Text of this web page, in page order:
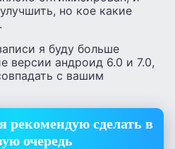
но кое какие
я буду больше
версии андроид 6.0 и 7.0,
с вашим
рекомендую сделать в
очередь